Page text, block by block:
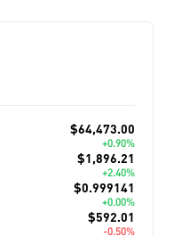
$64,473.00
+0.90%
$1,896.21
+2.40%
$0.999141
+0.00%
$592.01
-0.50%